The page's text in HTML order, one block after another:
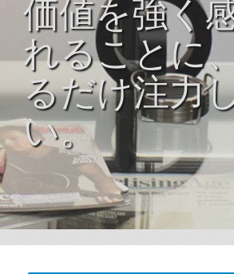
価値を強く
れることに
るだけ注力
い。